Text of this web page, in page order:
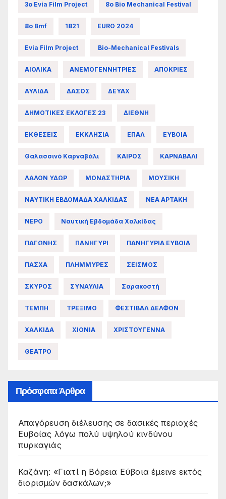
3ο Evia Film Project 8ο Bio Mechanical Festival
8ο Bmf 1821 EURO 2024
Evia Film Project Bio-Mechanical Festivals
ΑΙΟΛΙΚΑ ΑΝΕΜΟΓΕΝΝΗΤΡΙΕΣ ΑΠΟΚΡΙΕΣ
ΑΥΛΙΔΑ ΔΑΣΟΣ ΔΕΥΑΧ
ΔΗΜΟΤΙΚΕΣ ΕΚΛΟΓΕΣ 23 ΔΙΕΘΝΗ
ΕΚΘΕΣΕΙΣ ΕΚΚΛΗΣΙΑ ΕΠΑΛ ΕΥΒΟΙΑ
Θαλασσινό Καρναβάλι ΚΑΙΡΟΣ ΚΑΡΝΑΒΑΛΙ
ΛΑΛΟΝ ΥΔΩΡ ΜΟΝΑΣΤΗΡΙΑ ΜΟΥΣΙΚΗ
ΝΑΥΤΙΚΗ ΕΒΔΟΜΑΔΑ ΧΑΛΚΙΔΑΣ ΝΕΑ ΑΡΤΑΚΗ
ΝΕΡΟ Ναυτική Εβδομάδα Χαλκίδας
ΠΑΓΩΝΗΣ ΠΑΝΗΓΥΡΙ ΠΑΝΗΓΥΡΙΑ ΕΥΒΟΙΑ
ΠΑΣΧΑ ΠΛΗΜΜΥΡΕΣ ΣΕΙΣΜΟΣ
ΣΚΥΡΟΣ ΣΥΝΑΥΛΙΑ Σαρακοστή
ΤΕΜΠΗ ΤΡΕΞΙΜΟ ΦΕΣΤΙΒΑΛ ΔΕΛΦΩΝ
ΧΑΛΚΙΔΑ ΧΙΟΝΙΑ ΧΡΙΣΤΟΥΓΕΝΝΑ
ΘΕΑΤΡΟ
Πρόσφατα Άρθρα
Απαγόρευση διέλευσης σε δασικές περιοχές
Ευβοίας λόγω πολύ υψηλού κινδύνου
πυρκαγιάς
Καζάνη: «Γιατί η Βόρεια Εύβοια έμεινε εκτός
διορισμών δασκάλων;»